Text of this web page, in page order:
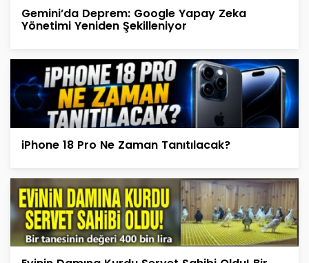
Gemini’da Deprem: Google Yapay Zeka
Yönetimi Yeniden Şekilleniyor
iPhone 18 Pro Ne Zaman Tanıtılacak?